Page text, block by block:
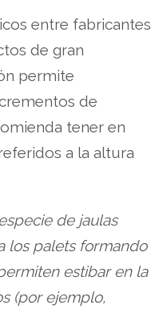
entre fabricantes
de gran
permite
de
tener en
a la altura
de jaulas
los palets formando
estibar en la
(por ejemplo,